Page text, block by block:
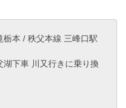
本 / 秩父本線 三峰口駅
下車 川又行きに乗り換